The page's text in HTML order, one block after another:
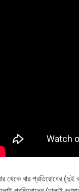
থেকে বার প্রতিরোধের (দুই